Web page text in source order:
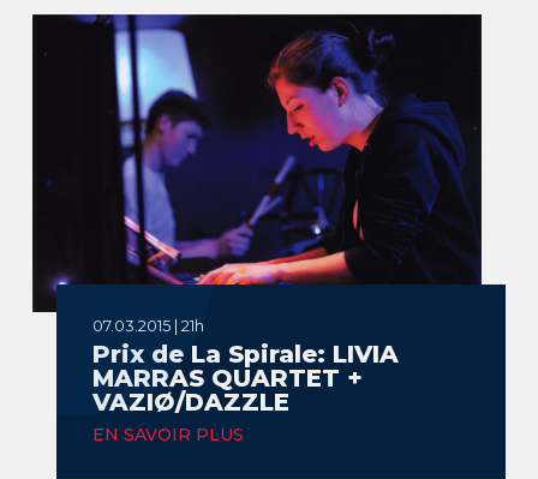
07.03.2015 | 21h
Prix de La Spirale: LIVIA
MARRAS QUARTET +
VAZIØ/DAZZLE
EN SAVOIR PLUS